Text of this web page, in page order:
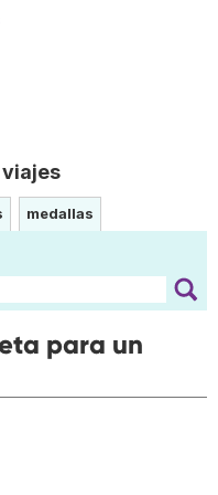
medallas
para un